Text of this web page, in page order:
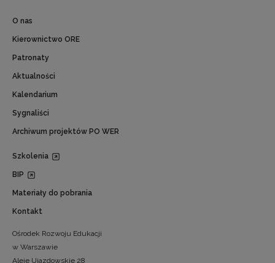
O nas
Kierownictwo ORE
Patronaty
Aktualności
Kalendarium
Sygnaliści
Archiwum projektów PO WER
Szkolenia
BIP
Materiały do pobrania
Kontakt
Ośrodek Rozwoju Edukacji
w Warszawie
Aleje Ujazdowskie 28